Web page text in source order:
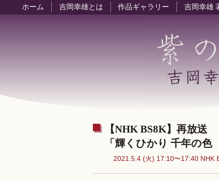
ホーム 吉岡幸雄とは 作品ギャラリー 吉岡幸雄
【NHK BS8K】再放送
「輝くひかり 千年の
2021.5.4 (火) 17:10〜17:40 NHK